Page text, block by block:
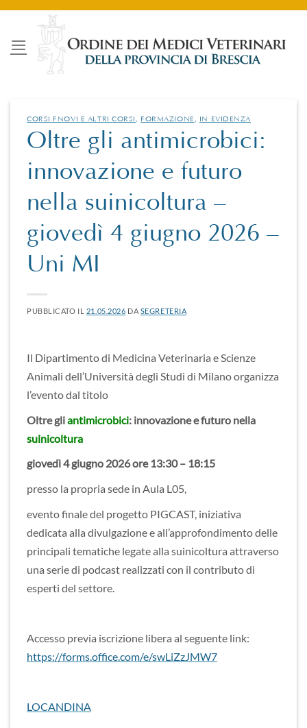
Salta
contenuti
CORSI FNOVI E ALTRI CORSI , FORMAZIONE , IN EVIDENZA
Oltre gli antimicrobici:
innovazione e futuro
nella suinicoltura –
giovedì 4 giugno 2026 –
Uni MI
PUBBLICATO IL 21.05.2026 DA SEGRETERIA
Il Dipartimento di Medicina Veterinaria e Scienze
Animali dell’Università degli Studi di Milano organizza
l’evento dal titolo
Oltre gliantimicrobici: innovazione e futuro nella
suinicoltura
giovedì 4 giugno 2026 ore 13:30 – 18:15
presso la propria sede in Aula L05,
evento finale del progetto PIGCAST, iniziativa
dedicata alla divulgazione e all’approfondimento delle
principali tematiche legate alla suinicoltura attraverso
una serie di podcast realizzati con il contributo di
esperti del settore.
Accesso previa iscrizione libera al seguente link:
https://forms.office.com/e/swLiZzJMW7
LOCANDINA